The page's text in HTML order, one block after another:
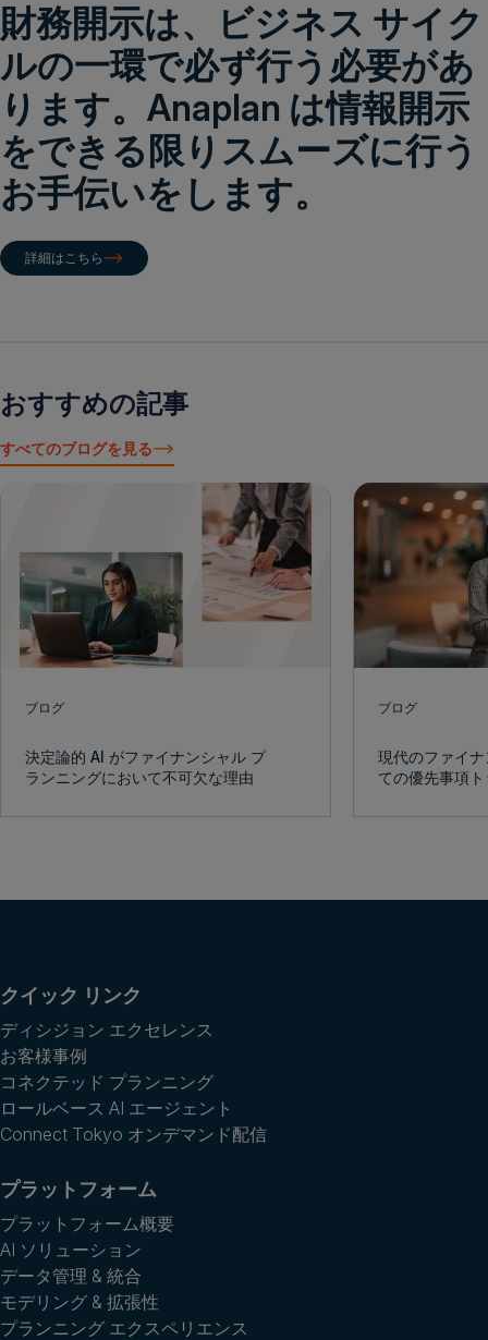
財務開示は、ビジネス サイク
ルの一環で必ず行う必要があ
ります。Anaplan は情報開示
をできる限りスムーズに行う
お手伝いをします。
詳細はこちら
おすすめの記事
すべてのブログを見る
ブログ
決定論的 AI がファイナンシャル プ
ランニングにおいて不可欠な理由
ブログ
現代のファイ
ての優先事項
クイック リンク
ディシジョン エクセレンス
お客様事例
コネクテッド プランニング
ロールベース AI エージェント
Connect Tokyo オンデマンド配信
プラットフォーム
プラットフォーム概要
AI ソリューション
データ管理 & 統合
モデリング & 拡張性
プランニング エクスペリエンス